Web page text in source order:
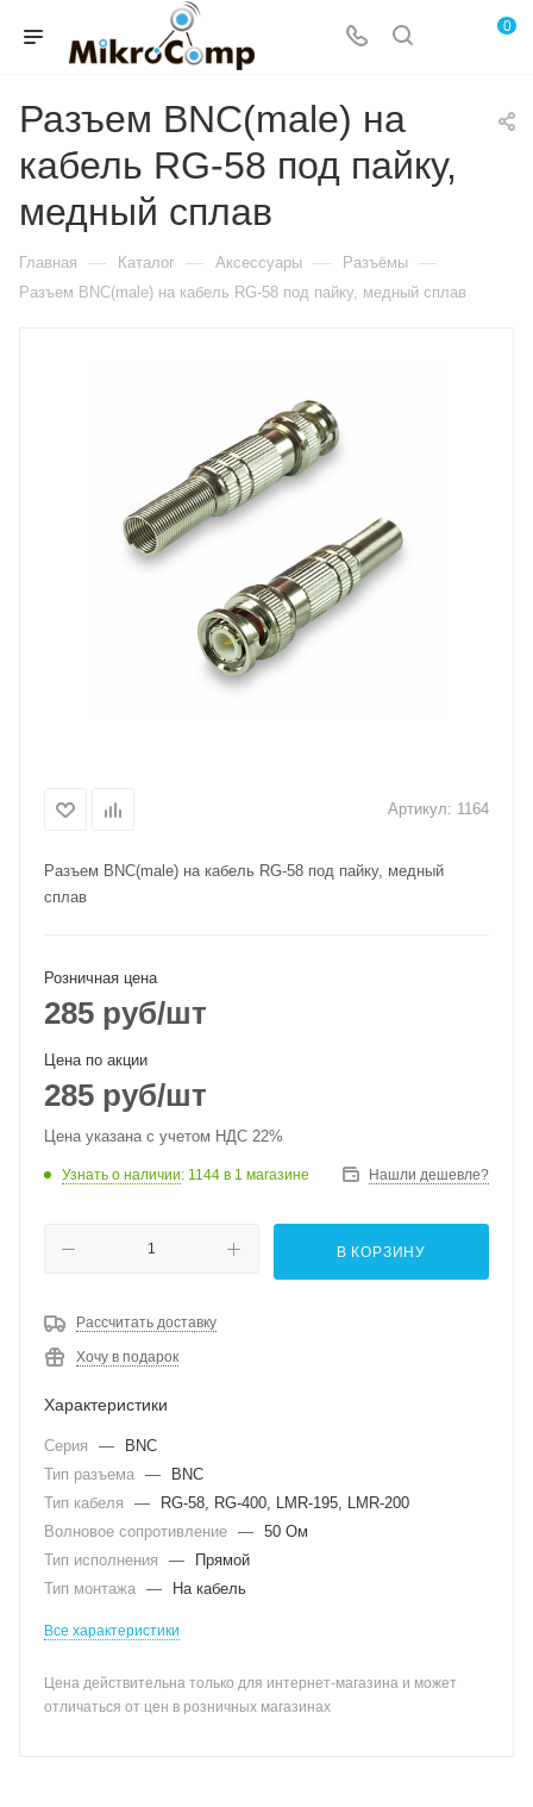
0
Разъем BNC(male) на
кабель RG-58 под пайку,
медный сплав
Главная — Каталог — Аксессуары — Разъёмы —
Разъем BNC(male) на кабель RG-58 под пайку, медный сплав
Артикул: 1164
Разъем BNC(male) на кабель RG-58 под пайку, медный
сплав
Розничная цена
285 руб/шт
Цена по акции
285 руб/шт
Цена указана с учетом НДС 22%
Узнать о наличии: 1144 в 1 магазине Нашли дешевле?
В КОРЗИНУ
Рассчитать доставку
Хочу в подарок
Характеристики
Серия —
BNC
Тип разъема —
BNC
Тип кабеля
—
RG-58, RG-400, LMR-195, LMR-200
Волновое сопротивление — 50 Ом
Тип исполнения
—
Прямой
Тип монтажа — На кабель
Все характеристики
Цена действительна только для интернет-магазина и может
отличаться от цен в розничных магазинах